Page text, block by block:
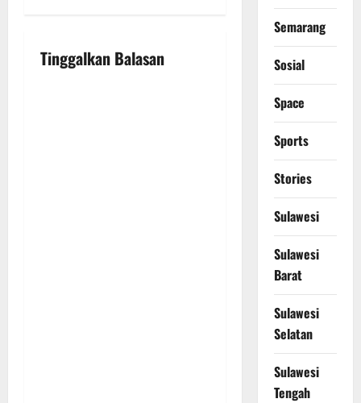
v
Tinggalkan Balasan
Semarang
Sosial
Space
Sports
Stories
Sulawesi
Sulawesi
Barat
Sulawesi
Selatan
Sulawesi
Tengah